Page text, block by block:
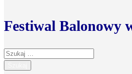
Festiwal Balonowy
Szukaj: